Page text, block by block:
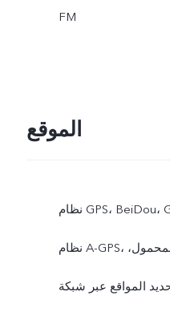
FM
الموقع
نظام GPS،‏ BeiDou،‏ GLONASS،‏ Galileo،‏ QZSS، NavIC،
نظام A-GPS، تحديد المواقع عبر شبكات الهاتف المحمول،